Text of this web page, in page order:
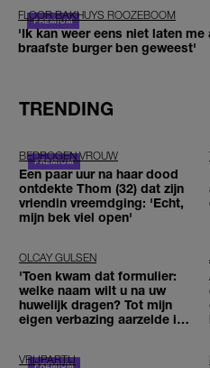
FLOOR BAKHUYS ROOZEBOOM
'Ik kan weer eens niet laten
braafste burger ben geweest'
TRENDING
BEDROGEN VROUW
Een paar uur na haar dood
ontdekte Thom (32) dat zijn
vriendin vreemdging: 'Echt,
mijn bek viel open'
OLCAY GULSEN
'Toen kwam dat formulier:
welke naam wilt u na uw
huwelijk dragen? Tot mijn
eigen verbazing aarzelde ik
VRIJPARTIJ